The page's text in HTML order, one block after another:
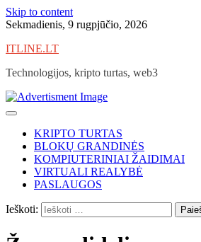
Skip to content
Sekmadienis, 9 rugpjūčio, 2026
ITLINE.LT
Technologijos, kripto turtas, web3
KRIPTO TURTAS
BLOKŲ GRANDINĖS
KOMPIUTERINIAI ŽAIDIMAI
VIRTUALI REALYBĖ
PASLAUGOS
Ieškoti: